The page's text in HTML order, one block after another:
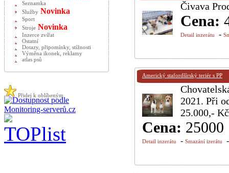
Čivava
Cena:
Detail inzerátu -
Americký stafordšírský teriér s PP
2021. Při
25.000,-
Cena: 25000
Detail inzerátu - Smazání izerátu
Seznamka
Služby Novinka
Sport
Stroje Novinka
Inzerce zvířat
Ostatní
Dotazy, připomínky, stížnosti
Výměna ikonek, reklamy
atlas psů
Přidej k oblíbeným